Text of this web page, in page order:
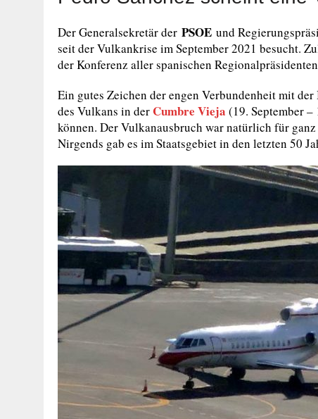
Der Generalsekretär der PSOE und
seit der Vulkankrise im September 2021 besucht.
der Konferenz aller spanischen
Ein gutes Zeichen der engen Verbundenheit mit
des Vulkans in der Cumbre Vieja (19. September
können. Der Vulkanausbruch war natürlich für
Nirgends gab es im Staatsgebiet in den letzten 50